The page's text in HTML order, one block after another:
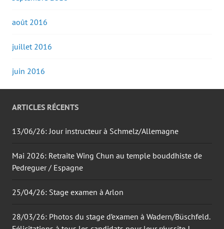
août 2016
juillet 2016
juin 2016
ARTICLES RÉCENTS
13/06/26: Jour instructeur à Schmelz/Allemagne
Mai 2026: Retraite Wing Chun au temple bouddhiste de
Pedreguer / Espagne
25/04/26: Stage examen à Arlon
28/03/26: Photos du stage d’examen à Wadern/Büschfeld.